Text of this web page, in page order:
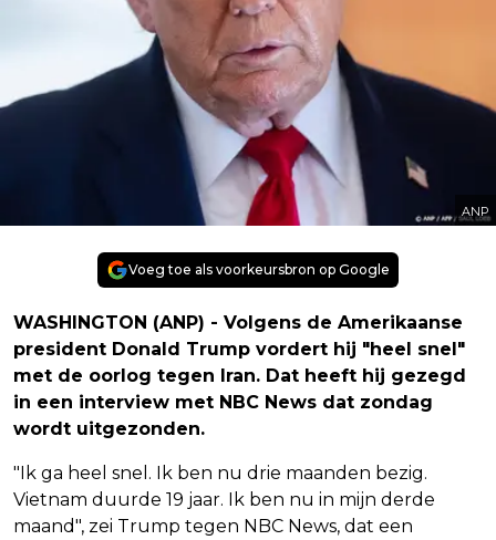
ANP
Voeg toe als voorkeursbron op Google
WASHINGTON (ANP) - Volgens de Amerikaanse
president Donald Trump vordert hij "heel snel"
met de oorlog tegen Iran. Dat heeft hij gezegd
in een interview met NBC News dat zondag
wordt uitgezonden.
"Ik ga heel snel. Ik ben nu drie maanden bezig.
Vietnam duurde 19 jaar. Ik ben nu in mijn derde
maand", zei Trump tegen NBC News, dat een